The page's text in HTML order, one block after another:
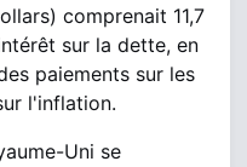
comprenait 11,7
sur la dette, en
paiements sur les
l'inflation.
Uni se